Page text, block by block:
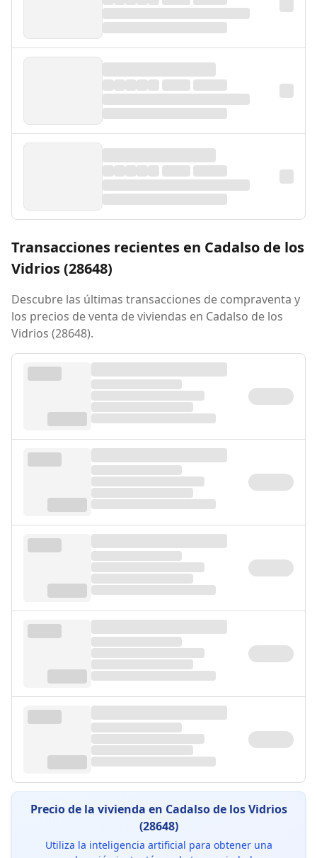
Transacciones recientes en Cadalso de los
Vidrios (28648)
Descubre las últimas transacciones de compraventa y
los precios de venta de viviendas en Cadalso de los
Vidrios (28648).
Precio de la vivienda en Cadalso de los Vidrios
(28648)
Utiliza la inteligencia artificial para obtener una